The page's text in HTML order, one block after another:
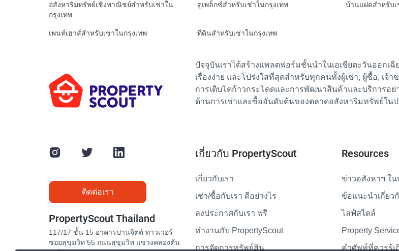
อสังหาริมทรัพย์เชิงพาณิชย์สำหรับเช่าใน
กรุงเทพ
ดูเพล็กซ์สำหรับเช่าในกรุงเทพ บ้านแฝดสำหรับเ
เพนท์เฮาส์สำหรับเช่าในกรุงเทพ ที่ดินสำหรับเช่าในกรุงเทพ
ปัจจุบันเราได้สร้างแพลตฟอร์มชั้นนำในเอเชียตะวันออกเ
เรื่องง่าย และโปร่งใสที่สุดสำหรับทุกคนทั้งผู้เช่า, ผู้ซื้อ, เจ้
การเติบโตก้าวกระโดดและการพัฒนาสินค้าและบริการอ
ด้านการเช่าและซื้ออันดับต้นของตลาดอสังหาริมทรัพย์ในป
ติดต่อเรา
PropertyScout Thailand
117/17 ชั้น 15 อาคารปานจิตต์ ทาวเวอร์
ซอยสุขุมวิท 55 ถนนสุขุมวิท แขวงคลองตัน
เกี่ยวกับ PropertyScout
เกี่ยวกับเรา
เช่า/ซื้อกับเรา ดีอย่างไร
ลงประกาศกับเรา ฟรี
ทำงานกับ PropertyScout
การจัดการทรัพย์สิน
Resources
ข่าวอสังหาฯ ใน
ข้อแนะนำเกี่ยว
ไลฟ์สไตล์
Property
คำศัพท์ที่ควรรู้เ